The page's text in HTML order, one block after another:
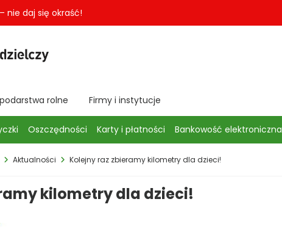
nie daj się okraść!
rolne Firmy i instytucje
Oszczędności Karty i płatności Bankowość elektroniczna
Aktualności Kolejny raz zbieramy kilometry dla dzieci!
kilometry dla dzieci!